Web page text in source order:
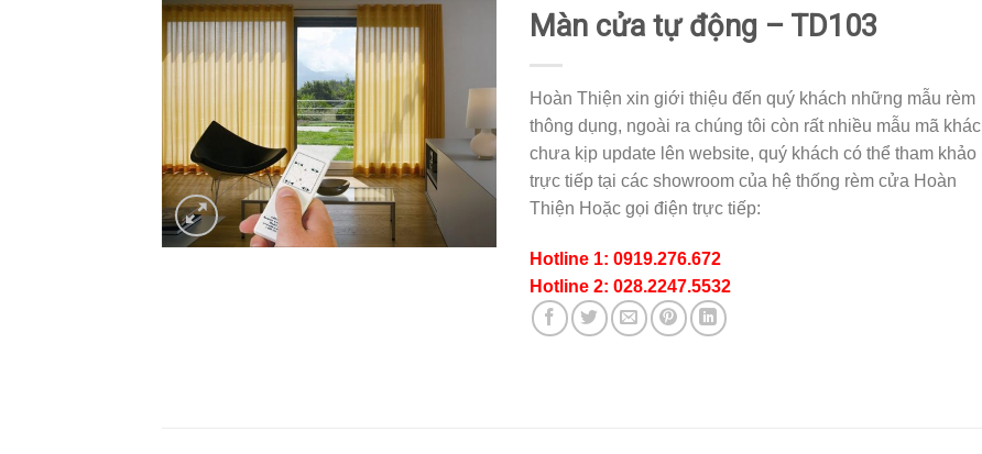
Màn cửa tự động – TD103
Hoàn Thiện xin giới thiệu đến quý khách những mẫu rèm
thông dụng, ngoài ra chúng tôi còn rất nhiều mẫu mã khác
chưa kịp update lên website, quý khách có thể tham khảo
trực tiếp tại các showroom của hệ thống rèm cửa Hoàn
Thiện Hoặc gọi điện trực tiếp:
Hotline 1: 0919.276.672
Hotline 2: 028.2247.5532